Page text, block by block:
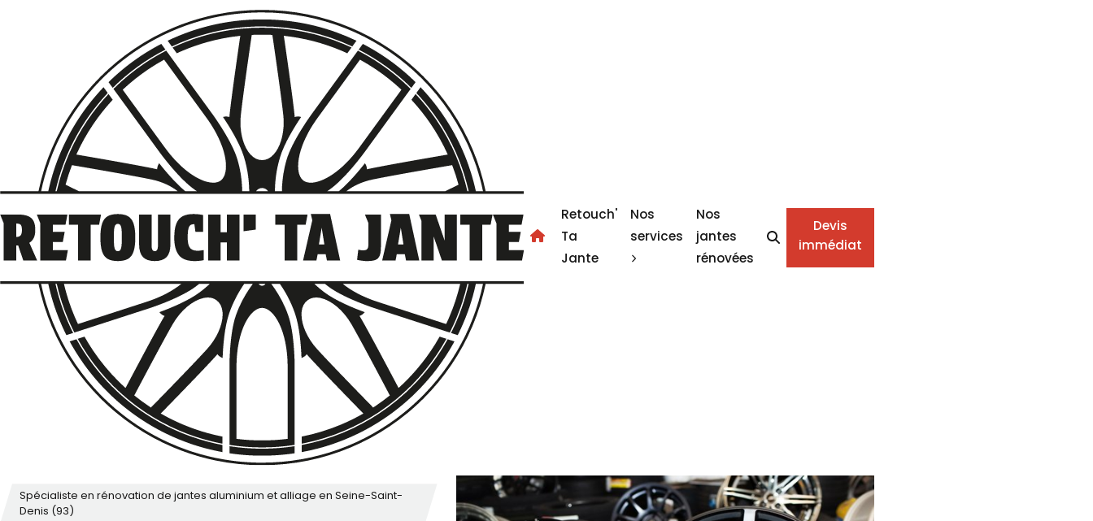
Retouch'
Ta
Jante
Nos
services
Nos
jantes
rénovées
Devis
immédiat
Spécialiste en rénovation de jantes aluminium et alliage en Seine-Saint-
Denis (93)